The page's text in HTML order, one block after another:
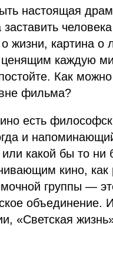
настоящая
жизни, картина о
каждую
Как
фильма?
есть
и
или какой бы то
кино, как
группы —
объединение.
«Светская